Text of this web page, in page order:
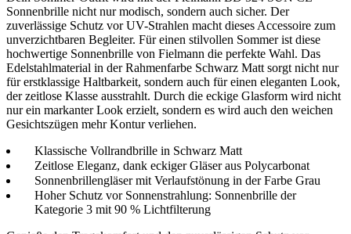
Sonnenbrille nicht nur modisch, sondern auch sicher. Der
zuverlässige Schutz vor UV-Strahlen macht dieses Accessoire zum
unverzichtbaren Begleiter. Für einen stilvollen Sommer ist diese
hochwertige Sonnenbrille von Fielmann die perfekte Wahl. Das
Edelstahlmaterial in der Rahmenfarbe Schwarz Matt sorgt nicht nur
für erstklassige Haltbarkeit, sondern auch für einen eleganten Look,
der zeitlose Klasse ausstrahlt. Durch die eckige Glasform wird nicht
nur ein markanter Look erzielt, sondern es wird auch den weichen
Gesichtszügen mehr Kontur verliehen.
Klassische Vollrandbrille in Schwarz Matt
Zeitlose Eleganz, dank eckiger Gläser aus Polycarbonat
Sonnenbrillengläser mit Verlaufstönung in der Farbe Grau
Hoher Schutz vor Sonnenstrahlung: Sonnenbrille der
Kategorie 3 mit 90 % Lichtfilterung